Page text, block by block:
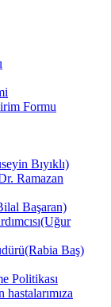
Formu
Bıyıklı)
Ramazan
Başaran)
Baş)
Politikası